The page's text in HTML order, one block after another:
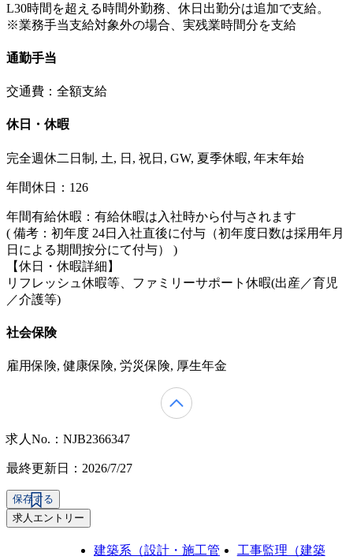
L30時間を超える時間外勤務、休日出勤分は追加で支給。
※業務手当支給対象外の場合、実残業時間分を支給
通勤手当
交通費：全額支給
休日・休暇
完全週休二日制, 土, 日, 祝日, GW, 夏季休暇, 年末年始
年間休日：126
年間有給休暇：有給休暇は入社時から付与されます
( 備考：初年度 24日入社直後に付与（初年度日数は採用年月
日による期間按分にて付与） )
【休日・休暇詳細】
リフレッシュ休暇等、ファミリーサポート休暇(出産／育児
／介護等)
社会保険
雇用保険, 健康保険, 労災保険, 厚生年金
求人No.：NJB2366347
最終更新日：2026/7/27
保存する
求人エントリー
建築系（設計・施工管
工事監理（建築